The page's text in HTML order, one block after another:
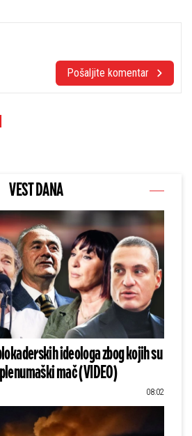
Pošaljite komentar
VEST DANA
ideologa zbog kojih su
mač (VIDEO)
08:02